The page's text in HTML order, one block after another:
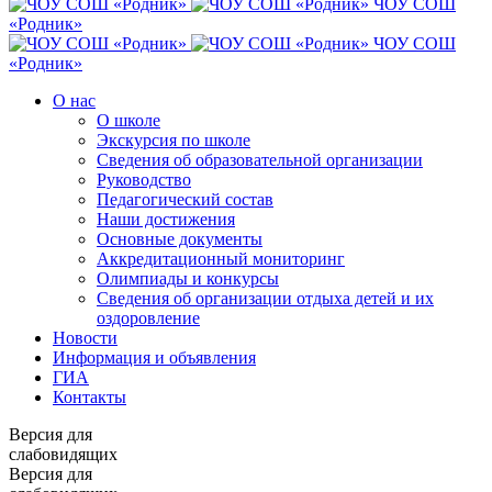
ЧОУ СОШ
«Родник»
ЧОУ СОШ
«Родник»
О нас
О школе
Экскурсия по школе
Сведения об образовательной организации
Руководство
Педагогический состав
Наши достижения
Основные документы
Аккредитационный мониторинг
Олимпиады и конкурсы
Сведения об организации отдыха детей и их
оздоровление
Новости
Информация и объявления
ГИА
Контакты
Версия для
слабовидящих
Версия для